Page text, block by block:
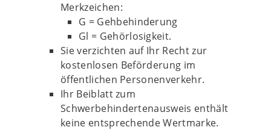
Merkzeichen:
G = Gehbehinderung
Gl = Gehörlosigkeit.
Sie verzichten auf Ihr Recht zur
kostenlosen Beförderung im
öffentlichen Personenverkehr.
Ihr Beiblatt zum
Schwerbehindertenausweis enthält
keine entsprechende Wertmarke.